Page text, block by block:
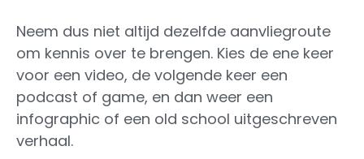
Neem dus niet altijd dezelfde aanvliegroute
om kennis over te brengen. Kies de ene keer
voor een video, de volgende keer een
podcast of game, en dan weer een
infographic of een old school uitgeschreven
verhaal.